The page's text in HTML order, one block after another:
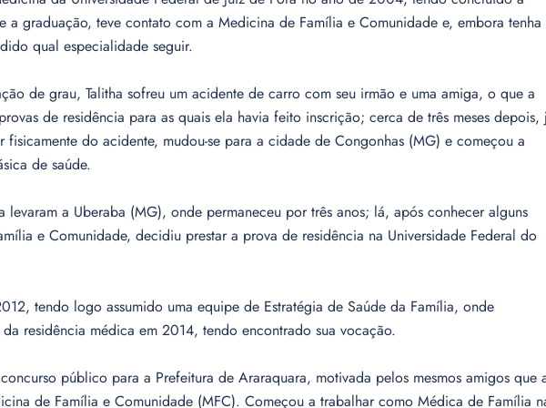
a graduação, teve contato com a Medicina de Família e Comunidade e, embora tenha
qual especialidade seguir.
de grau, Talitha sofreu um acidente de carro com seu irmão e uma amiga, o que a
de residência para as quais ela havia feito inscrição; cerca de três meses depois,
fisicamente do acidente, mudou-se para a cidade de Congonhas (MG) e começou a
de saúde.
levaram a Uberaba (MG), onde permaneceu por três anos; lá, após conhecer alguns
e Comunidade, decidiu prestar a prova de residência na Universidade Federal do
tendo logo assumido uma equipe de Estratégia de Saúde da Família, onde
residência médica em 2014, tendo encontrado sua vocação.
público para a Prefeitura de Araraquara, motivada pelos mesmos amigos que
de Família e Comunidade (MFC). Começou a trabalhar como Médica de Família